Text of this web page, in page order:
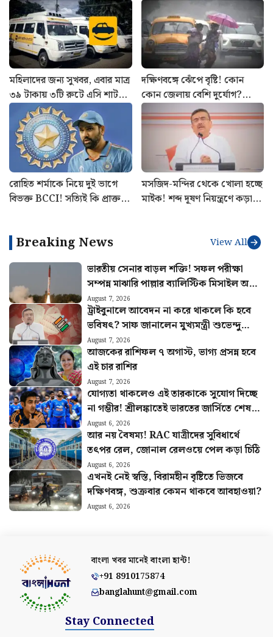
মহিলাদের জন্য সুখবর, এবার মাত্র
৩৯ টাকায় ৩টি রুটে এসি শাটল
পরিষেবা চালু Yatri Sathi-র
দক্ষিণবঙ্গে ঝেঁপে বৃষ্টি! কোন
কোন জেলায় বেশি দুর্যোগ?
আজকের আবহাওয়ার খবর
রোহিত শর্মাকে নিয়ে দুই ভাগে
বিভক্ত BCCI! সত্যিই কি প্রাক্তন
মসজিদ-মন্দির থেকে খোলা হচ্ছে
মাইক! শব্দ দূষণ নিয়ন্ত্রণে কড়া
Breaking News View All
ভারতীয় সেনার বাড়ল শক্তি! সফল পরীক্ষা
সম্পন্ন মাঝারি পাল্লার ব্যালিস্টিক মিসাইল অগ্নি
৪-এর
August 7, 2026
ট্রাইবুনালে আবেদন না করে থাকলে কি হবে
ভবিষৎ? সাফ জানালেন মুখ্যমন্ত্রী শুভেন্দু
অধিকারী
August 7, 2026
আজকের রাশিফল ৭ অগাস্ট, ভাগ্য প্রসন্ন হবে
এই চার রাশির
August 7, 2026
যোগ্যতা থাকলেও এই তারকাকে সুযোগ দিচ্ছে
না গম্ভীর! শ্রীলঙ্কাতেই ভারতের জার্সিতে শেষ
ম্যাচ খেলবেন এই ক্রিকেটার?
August 6, 2026
আর নয় বৈষম্য! RAC যাত্রীদের সুবিধার্থে
তৎপর রেল, জোনাল রেলওয়ে পেল কড়া চিঠি
August 6, 2026
এখনই নেই স্বস্তি, বিরামহীন বৃষ্টিতে ভিজবে
দক্ষিণবঙ্গ, শুক্রবার কেমন থাকবে আবহাওয়া?
August 6, 2026
বাংলা খবর মানেইবাংলা হান্ট!
+91 8910175874
banglahunt@gmail.com
Stay Connected